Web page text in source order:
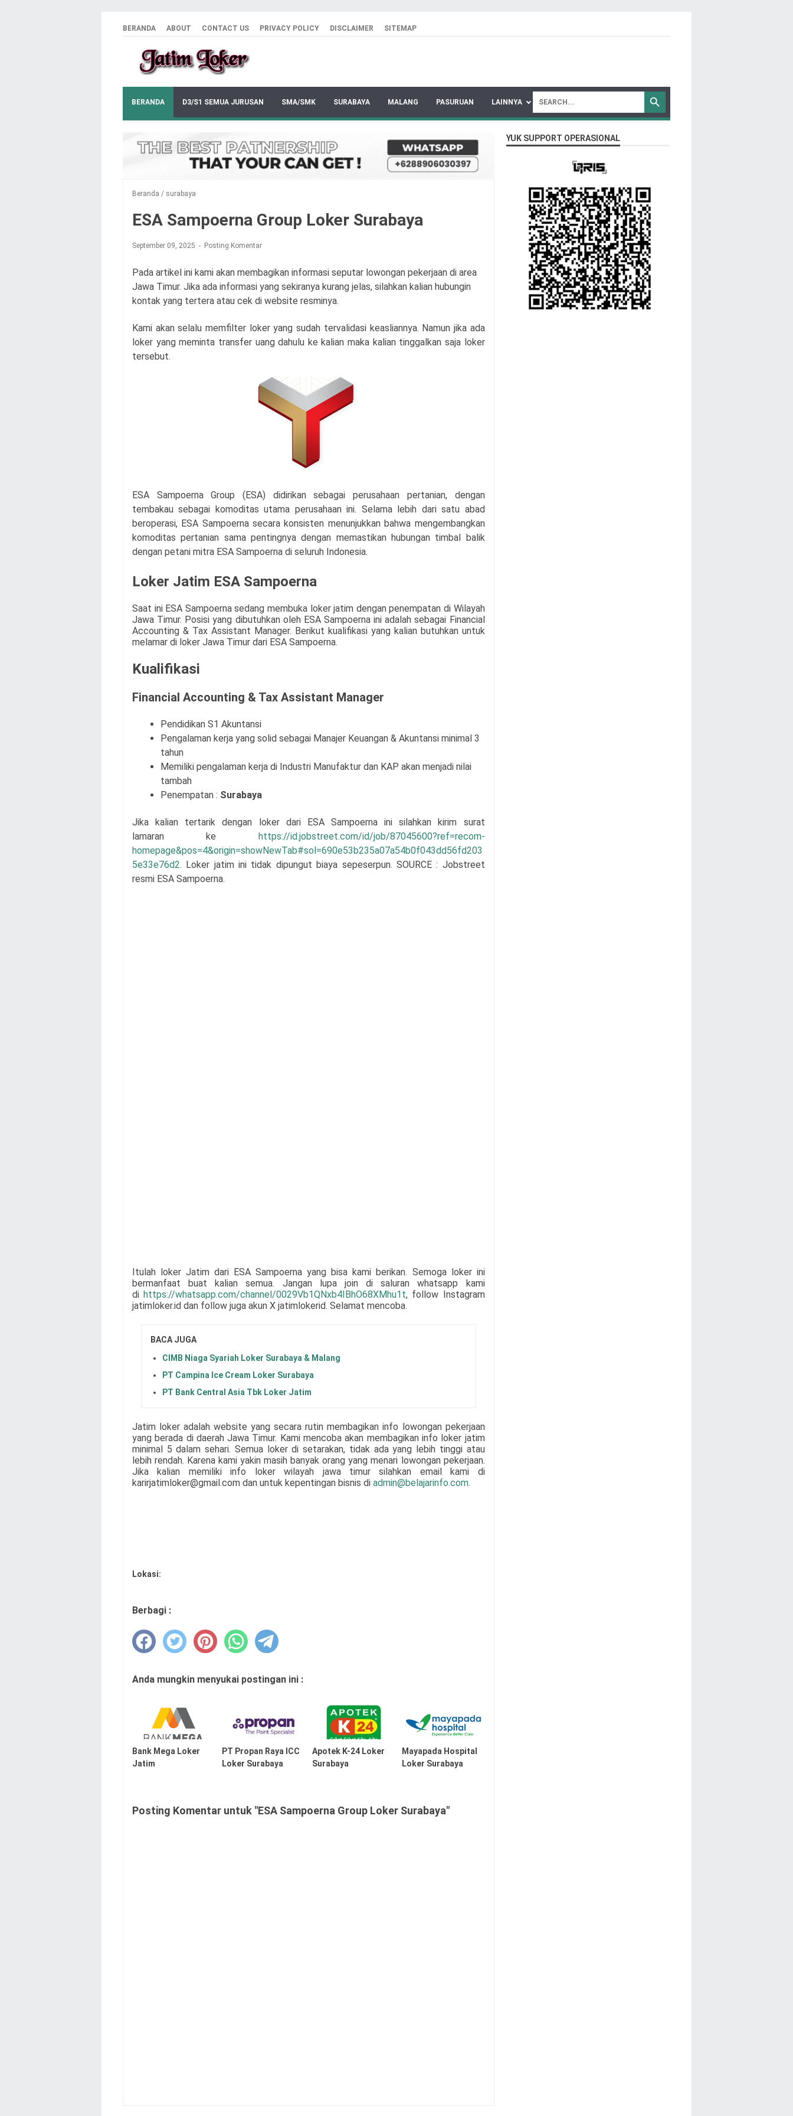
BERANDA ABOUT CONTACT US PRIVACY POLICY DISCLAIMER SITEMAP
BERANDA D3/S1 SEMUA JURUSAN SMA/SMK SURABAYA MALANG PASURUAN LAINNYA
Beranda / surabaya
ESA Sampoerna Group Loker Surabaya
September 09, 2025 Posting Komentar
Pada artikel ini kami akan membagikan informasi seputar lowongan pekerjaan di area
Jawa Timur. Jika ada informasi yang sekiranya kurang jelas, silahkan kalian hubungin
kontak yang tertera atau cek di website resminya.
Kami akan selalu memfilter loker yang sudah tervalidasi keasliannya. Namun jika ada
loker yang meminta transfer uang dahulu ke kalian maka kalian tinggalkan saja loker
tersebut.
ESA Sampoerna Group (ESA) didirikan sebagai perusahaan pertanian, dengan
tembakau sebagai komoditas utama perusahaan ini. Selama lebih dari satu abad
beroperasi, ESA Sampoerna secara konsisten menunjukkan bahwa mengembangkan
komoditas pertanian sama pentingnya dengan memastikan hubungan timbal balik
dengan petani mitra ESA Sampoerna di seluruh Indonesia.
Loker Jatim ESA Sampoerna
Saat ini ESA Sampoerna sedang membuka loker jatim dengan penempatan di Wilayah
Jawa Timur. Posisi yang dibutuhkan oleh ESA Sampoerna ini adalah sebagai Financial
Accounting & Tax Assistant Manager. Berikut kualifikasi yang kalian butuhkan untuk
melamar di loker Jawa Timur dari ESA Sampoerna.
Kualifikasi
Financial Accounting & Tax Assistant Manager
Pendidikan S1 Akuntansi
Pengalaman kerja yang solid sebagai Manajer Keuangan & Akuntansi minimal 3
tahun
Memiliki pengalaman kerja di Industri Manufaktur dan KAP akan menjadi nilai
tambah
Penempatan : Surabaya
Jika kalian tertarik dengan loker dari ESA Sampoerna ini silahkan kirim surat
lamaran ke
https://id.jobstreet.com/id/job/87045600?ref=recom-
homepage&pos=4&origin=showNewTab#sol=690e53b235a07a54b0f043dd56fd203
5e33e76d2. Loker jatim ini tidak dipungut biaya sepeserpun. SOURCE : Jobstreet
resmi ESA Sampoerna.
Itulah loker Jatim dari ESA Sampoerna yang bisa kami berikan. Semoga loker ini
bermanfaat buat kalian semua. Jangan lupa join di saluran whatsapp kami
di https://whatsapp.com/channel/0029Vb1QNxb4IBhO68XMhu1t, follow Instagram
jatimloker.id dan follow juga akun X jatimlokerid. Selamat mencoba.
BACA JUGA
CIMB Niaga Syariah Loker Surabaya & Malang
PT Campina Ice Cream Loker Surabaya
PT Bank Central Asia Tbk Loker Jatim
Jatim loker adalah website yang secara rutin membagikan info lowongan pekerjaan
yang berada di daerah Jawa Timur. Kami mencoba akan membagikan info loker jatim
minimal 5 dalam sehari. Semua loker di setarakan, tidak ada yang lebih tinggi atau
lebih rendah. Karena kami yakin masih banyak orang yang menari lowongan pekerjaan.
Jika kalian memiliki info loker wilayah jawa timur silahkan email kami di
karirjatimloker@gmail.com dan untuk kepentingan bisnis di admin@belajarinfo.com.
Lokasi:
Berbagi :
Anda mungkin menyukai postingan ini :
Bank Mega Loker
Jatim
PT Propan Raya ICC
Loker Surabaya
Apotek K-24 Loker
Surabaya
Mayapada Hospital
Loker Surabaya
Posting Komentar untuk "ESA Sampoerna Group Loker Surabaya"
YUK SUPPORT OPERASIONAL